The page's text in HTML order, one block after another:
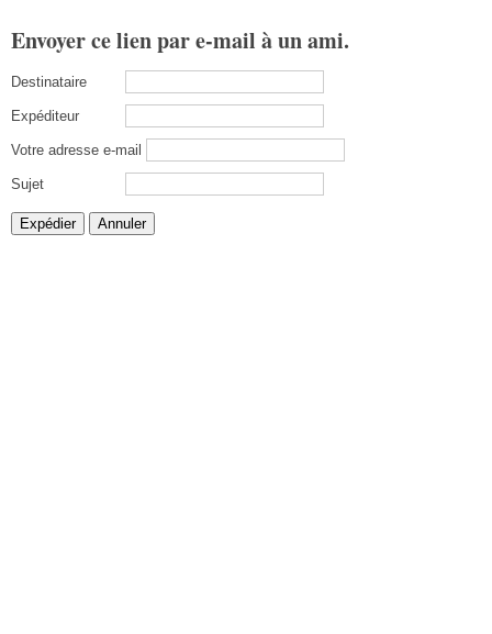
Envoyer ce lien par e-mail à un ami.
Destinataire
Expéditeur
Votre adresse e-mail
Sujet
Expédier Annuler